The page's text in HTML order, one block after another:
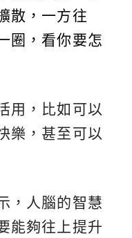
散，一方往
圈，看你要怎
用，比如可以
樂，甚至可以
，人腦的智慧
能夠往上提升